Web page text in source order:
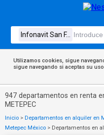
Utilizamos cookies, sigue
sigue navegando si aceptas su
947 departamentos en renta
METEPEC
Inicio > Departamentos en alquiler en
Metepec México > Departamentos en